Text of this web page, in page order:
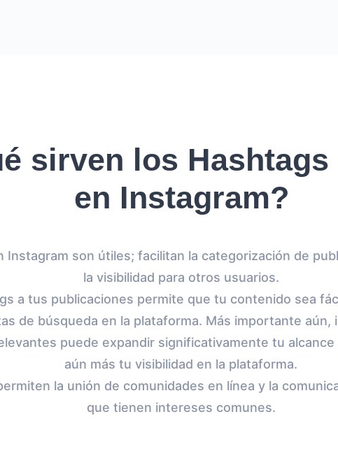
sirven los Hashtags
en Instagram?
Instagram son útiles; facilitan la categorización de
la visibilidad para otros usuarios.
a tus publicaciones permite que tu contenido sea
de búsqueda en la plataforma. Más importante aún,
puede expandir significativamente tu
aún más tu visibilidad en la plataforma.
la unión de comunidades en línea y la
que tienen intereses comunes.